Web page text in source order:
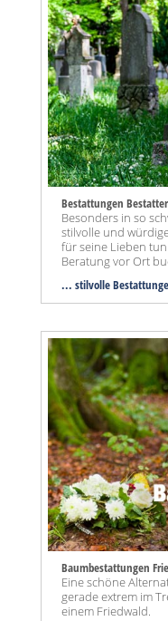
Bestattungen
Besonders in so
stilvolle und
für seine Lieben
Beratung vor Ort
... stilvolle
Baumbestattungen
Eine schöne
gerade extrem im
einem Friedwald.